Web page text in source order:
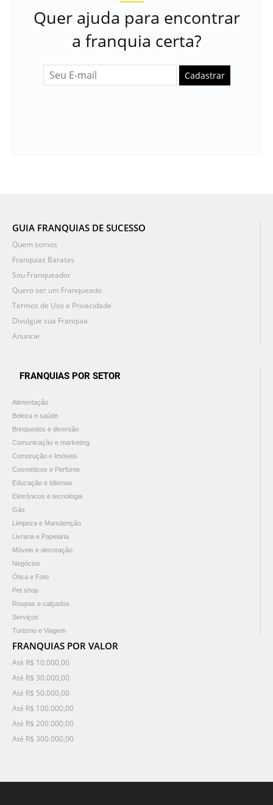
Quer ajuda para encontrar
a franquia certa?
Cadastrar
GUIA FRANQUIAS DE SUCESSO
Quem somos
Franquias Baratas
Sou Franqueador
Quero ser um Franqueado
Termos de Uso e Privacidade
Divulgue sua Franquia
Anuncie
FRANQUIAS POR SETOR
Alimentação
Beleza e saúde
Brinquedos e diversão
Comunicação e marketing
Construção e Imóveis
Cosméticos e Perfume
Educação e Idiomas
Eletrônicos e tecnologia
Gás
Limpeza e Manutenção
Livraria e Papelaria
Móveis e decoração
Negócios
Ótica e Foto
Pet shop
Roupas e calçados
Serviços
Turismo e Viagem
FRANQUIAS POR VALOR
Até R$ 10.000,00
Até R$ 30.000,00
Até R$ 50.000,00
Até R$ 100.000,00
Até R$ 200.000,00
Até R$ 300.000,00